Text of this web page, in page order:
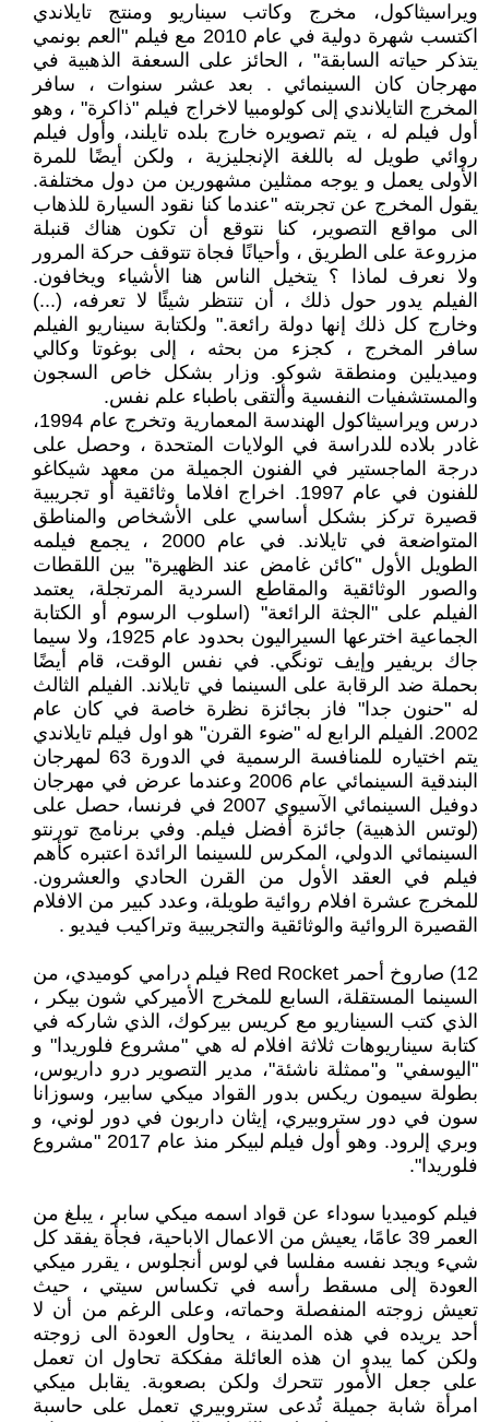
ويراسيثاكول، مخرج وكاتب سيناريو ومنتج تايلاندي
اكتسب شهرة دولية في عام 2010 مع فيلم "العم بونمي
يتذكر حياته السابقة" ، الحائز على السعفة الذهبية في
مهرجان كان السينمائي . بعد عشر سنوات ، سافر
المخرج التايلاندي إلى كولومبيا لاخراج فيلم "ذاكرة" ، وهو
أول فيلم له ، يتم تصويره خارج بلده تايلند، وأول فيلم
روائي طويل له باللغة الإنجليزية ، ولكن أيضًا للمرة
الأولى يعمل و يوجه ممثلين مشهورين من دول مختلفة.
يقول المخرج عن تجربته "عندما كنا نقود السيارة للذهاب
الى مواقع التصوير، كنا نتوقع أن تكون هناك قنبلة
مزروعة على الطريق ، وأحيانًا فجاة تتوقف حركة المرور
ولا نعرف لماذا ؟ يتخيل الناس هنا الأشياء ويخافون.
الفيلم يدور حول ذلك ، أن تنتظر شيئًا لا تعرفه، (...)
وخارج كل ذلك إنها دولة رائعة." ولكتابة سيناريو الفيلم
سافر المخرج ، كجزء من بحثه ، إلى بوغوتا وكالي
وميديلين ومنطقة شوكو. وزار بشكل خاص السجون
والمستشفيات النفسية وألتقى باطباء علم نفس.
درس ويراسيثاكول الهندسة المعمارية وتخرج عام 1994،
غادر بلاده للدراسة في الولايات المتحدة ، وحصل على
درجة الماجستير في الفنون الجميلة من معهد شيكاغو
للفنون في عام 1997. اخراج افلاما وثائقية أو تجريبية
قصيرة تركز بشكل أساسي على الأشخاص والمناطق
المتواضعة في تايلاند. في عام 2000 ، يجمع فيلمه
الطويل الأول "كائن غامض عند الظهيرة" بين اللقطات
والصور الوثائقية والمقاطع السردية المرتجلة، يعتمد
الفيلم على "الجثة الرائعة" (اسلوب الرسوم أو الكتابة
الجماعية اخترعها السيراليون بحدود عام 1925، ولا سيما
جاك بريفير وإيف تونگي. في نفس الوقت، قام أيضًا
بحملة ضد الرقابة على السينما في تايلاند. الفيلم الثالث
له "حنون جدا" فاز بجائزة نظرة خاصة في كان عام
2002. الفيلم الرابع له "ضوء القرن" هو اول فيلم تايلاندي
يتم اختياره للمنافسة الرسمية في الدورة 63 لمهرجان
البندقية السينمائي عام 2006 وعندما عرض في مهرجان
دوفيل السينمائي الآسيوي 2007 في فرنسا، حصل على
(لوتس الذهبية) جائزة أفضل فيلم. وفي برنامج تورنتو
السينمائي الدولي، المكرس للسينما الرائدة اعتبره كأهم
فيلم في العقد الأول من القرن الحادي والعشرون.
للمخرج عشرة افلام روائية طويلة، وعدد كبير من الافلام
القصيرة الروائية والوثائقية والتجريبية وتراكيب فيديو .
12) صاروخ أحمر Red Rocket فيلم درامي كوميدي، من
السينما المستقلة، السابع للمخرج الأميركي شون بيكر ،
الذي كتب السيناريو مع كريس بيركوك، الذي شاركه في
كتابة سيناريوهات ثلاثة افلام له هي "مشروع فلوريدا" و
"اليوسفي" و"ممثلة ناشئة"، مدير التصوير درو داريوس،
بطولة سيمون ريكس بدور القواد ميكي سابير، وسوزانا
سون في دور ستروبيري، إيثان داربون في دور لوني، و
وبري إلرود. وهو أول فيلم لبيكر منذ عام 2017 "مشروع
فلوريدا".
فيلم كوميديا سوداء عن قواد اسمه ميكي سابر ، يبلغ من
العمر 39 عامًا، يعيش من الاعمال الاباحية، فجأة يفقد كل
شيء ويجد نفسه مفلسا في لوس أنجلوس ، يقرر ميكي
العودة إلى مسقط رأسه في تكساس سيتي ، حيث
تعيش زوجته المنفصلة وحماته، وعلى الرغم من أن لا
أحد يريده في هذه المدينة ، يحاول العودة الى زوجته
ولكن كما يبدو ان هذه العائلة مفككة تحاول ان تعمل
على جعل الأمور تتحرك ولكن بصعوبة. يقابل ميكي
امرأة شابة جميلة تُدعى ستروبيري تعمل على حاسبة